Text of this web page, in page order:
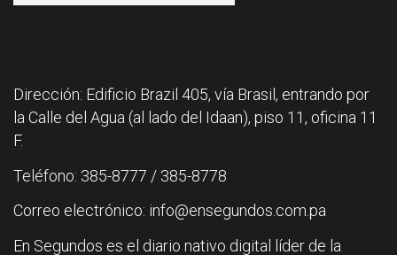
Dirección: Edificio Brazil 405, vía Brasil, entrando por
la Calle del Agua (al lado del Idaan), piso 11, oficina 11
F.
Teléfono: 385-8777 / 385-8778
Correo electrónico: info@ensegundos.com.pa
En Segundos es el diario nativo digital líder de la